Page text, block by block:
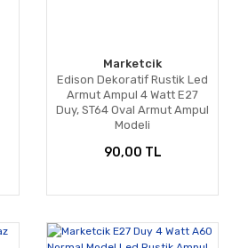
Marketcik
Edison Dekoratif Rustik Led
Armut Ampul 4 Watt E27
Duy, ST64 Oval Armut Ampul
Modeli
90,00 TL